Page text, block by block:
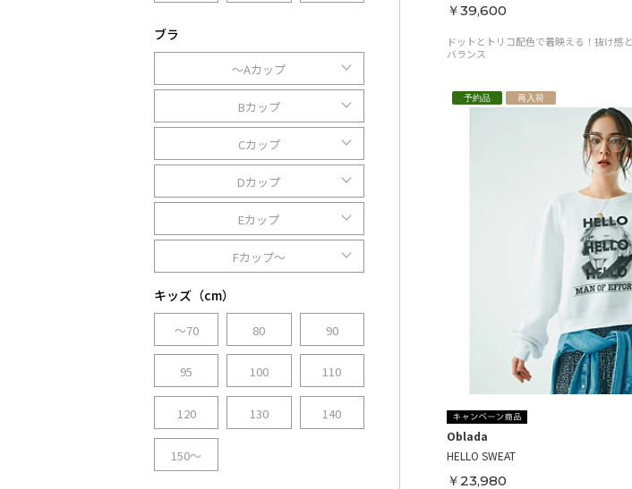
ブラ
～Aカップ
Bカップ
Cカップ
Dカップ
Eカップ
Fカップ～
キッズ（cm）
～70 80 90
95 100 110
120 130 140
150～
￥39,600
ドットとトリコ配色で着映える！抜け感
バランス
予約品 再入荷
Oblada
HELLO SWEAT
￥23,980